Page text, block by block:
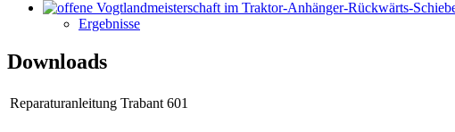
Ergebnisse
Downloads
Reparaturanleitung Trabant 601